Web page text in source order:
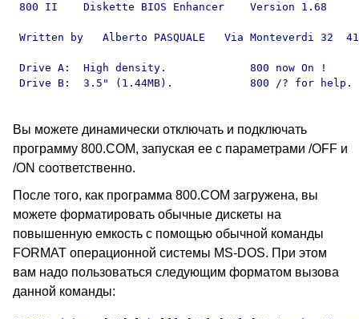
800 II    Diskette BIOS Enhancer    Version 1.68
Written by   Alberto PASQUALE   Via Monteverdi 32
Drive A:  High density.
Drive B:  3.5" (1.44MB).
Вы можете динамически отключать и подключать
программу 800.COM, запуская ее с параметрами /OFF и
/ON соответственно.
После того, как программа 800.COM загружена, вы
можете форматировать обычные дискеты на
повышенную емкость с помощью обычной команды
FORMAT операционной системы MS-DOS. При этом
вам надо пользоваться следующим форматом вызова
данной команды: